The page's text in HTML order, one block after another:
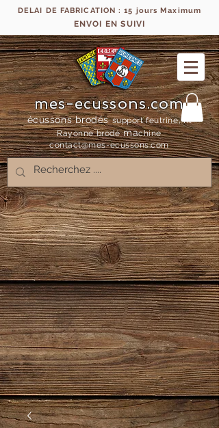
DELAI DE FABRICATION : 15 jours Maximum
ENVOI EN SUIVI
mes-ecussons.com
écussons brodés support feutrine, fil
Rayonne brodémachine
contact@mes-ecussons.com